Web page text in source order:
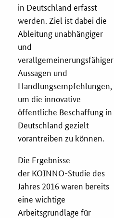
Marketing-Guide
Playbook
Zertifizierung
Innovationspreis
EU-Förderung
Aktuelles
Fördermöglichkeiten
Service und Kontakt
Praxisbeispiele
in Deutschland erfasst
werden. Ziel ist dabei die
Ableitung unabhängiger
und
verallgemeinerungsfähiger
Aussagen und
Handlungsempfehlungen,
um die innovative
öffentliche Beschaffung in
Deutschland gezielt
vorantreiben zu können.
Die Ergebnisse
der KOINNO-Studie des
Jahres 2016 waren bereits
eine wichtige
Arbeitsgrundlage für